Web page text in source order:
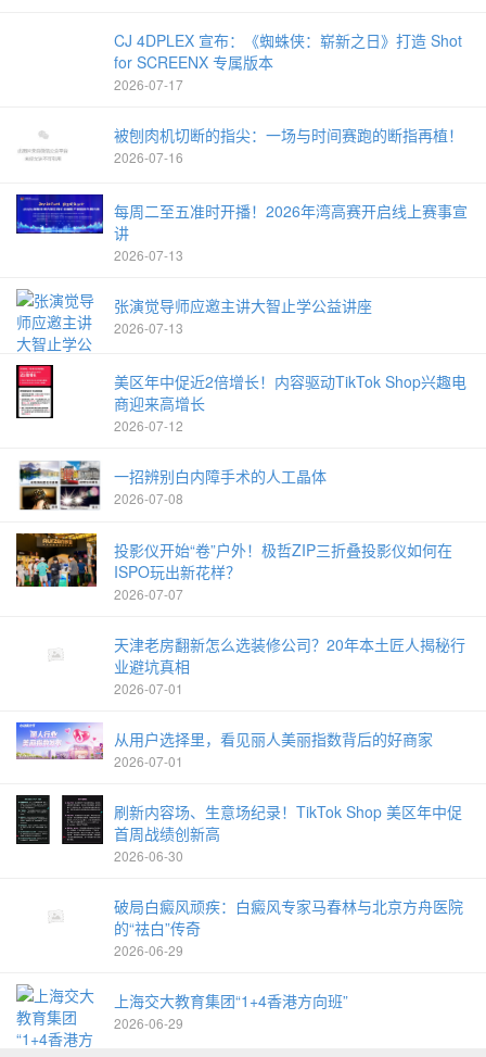
CJ 4DPLEX 宣布：《蜘蛛侠：崭新之日》打造 Shot
for SCREENX 专属版本
2026-07-17
被刨肉机切断的指尖：一场与时间赛跑的断指再植！
2026-07-16
每周二至五准时开播！2026年湾高赛开启线上赛事宣
讲
2026-07-13
张演觉导师应邀主讲大智止学公益讲座
2026-07-13
美区年中促近2倍增长！内容驱动TikTok Shop兴趣电
商迎来高增长
2026-07-12
一招辨别白内障手术的人工晶体
2026-07-08
投影仪开始“卷”户外！极哲ZIP三折叠投影仪如何在
ISPO玩出新花样？
2026-07-07
天津老房翻新怎么选装修公司？20年本土匠人揭秘行
业避坑真相
2026-07-01
从用户选择里，看见丽人美丽指数背后的好商家
2026-07-01
刷新内容场、生意场纪录！TikTok Shop 美区年中促
首周战绩创新高
2026-06-30
破局白癜风顽疾：白癜风专家马春林与北京方舟医院
的“祛白”传奇
2026-06-29
上海交大教育集团“1+4香港方向班”
2026-06-29